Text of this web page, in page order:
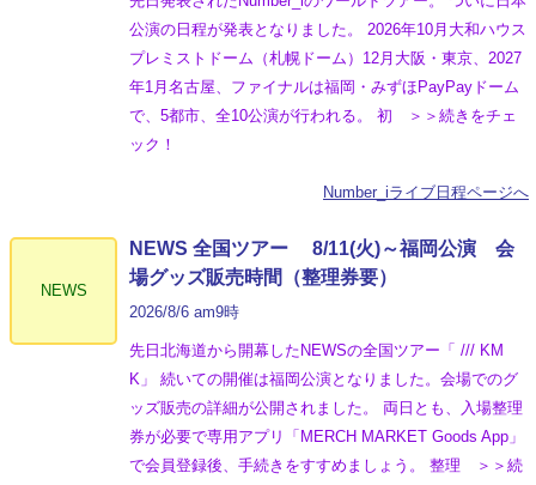
公演の日程が発表となりました。 2026年10月大和ハウス
プレミストドーム（札幌ドーム）12月大阪・東京、2027
年1月名古屋、ファイナルは福岡・みずほPayPayドーム
で、5都市、全10公演が行われる。 初 ＞＞続きをチェ
ック！
Number_iライブ日程ページへ
NEWS
NEWS 全国ツアー 8/11(火)～福岡公演 会
場グッズ販売時間（整理券要）
2026/8/6 am9時
先日北海道から開幕したNEWSの全国ツアー「 /// KM
K」 続いての開催は福岡公演となりました。会場でのグ
ッズ販売の詳細が公開されました。 両日とも、入場整理
券が必要で専用アプリ「MERCH MARKET Goods App」
で会員登録後、手続きをすすめましょう。 整理 ＞＞続